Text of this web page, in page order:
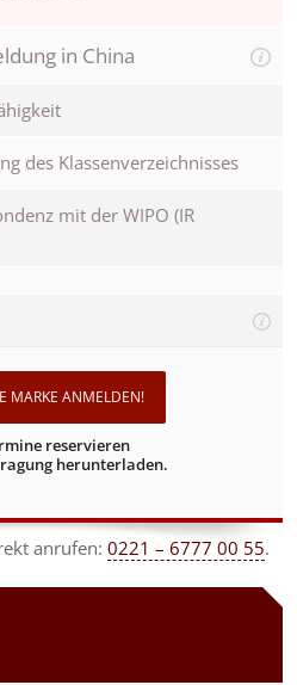
in China
des Klassenverzeichnisses
mit der WIPO (IR
MARKE ANMELDEN!
reservieren
herunterladen.
anrufen:0221 – 6777 00 55.